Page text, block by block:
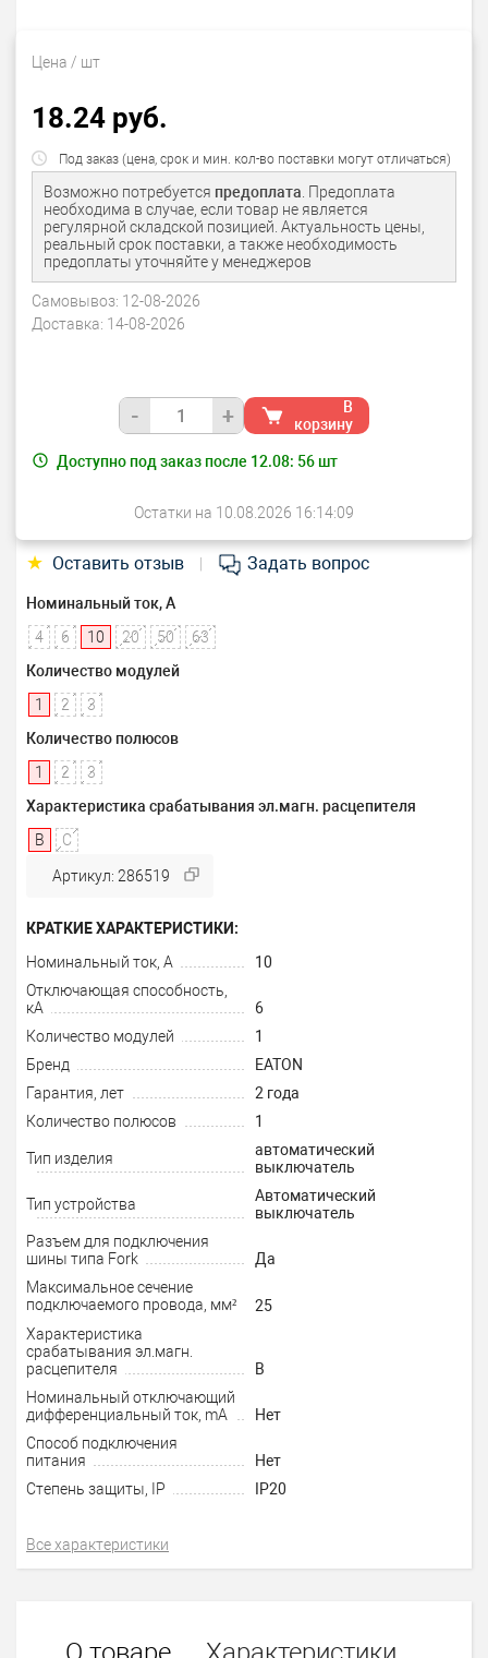
Цена / шт
18.24 руб.
Под заказ (цена, срок и мин. кол-во поставки могут отличаться)
Возможно потребуется предоплата. Предоплата
необходима в случае, если товар не является
регулярной складской позицией. Актуальность цены,
реальный срок поставки, а также необходимость
предоплаты уточняйте у менеджеров
Самовывоз: 12-08-2026
Доставка: 14-08-2026
- +
В
корзину
Доступно под заказ после 12.08: 56шт
Остатки на 10.08.2026 16:14:09
★ Оставить отзыв Задать вопрос
Номинальный ток, А
4
6 10 20 50
63
Количество модулей
1
2
3
Количество полюсов
1
2
3
Характеристика срабатывания эл.магн. расцепителя
B
C
Артикул: 286519
КРАТКИЕ ХАРАКТЕРИСТИКИ:
Номинальный ток, А
10
Отключающая способность,
кА
6
Количество модулей
1
Бренд
EATON
Гарантия, лет
2 года
Количество полюсов
1
Тип изделия
автоматический
выключатель
Тип устройства
Автоматический
выключатель
Разъем для подключения
шины типа Fork
Да
Максимальное сечение
подключаемого провода, мм²
25
Характеристика
срабатывания эл.магн.
расцепителя
B
Номинальный отключающий
дифференциальный ток, mA
Нет
Способ подключения
питания
Нет
Степень защиты, IP
IP20
Все характеристики